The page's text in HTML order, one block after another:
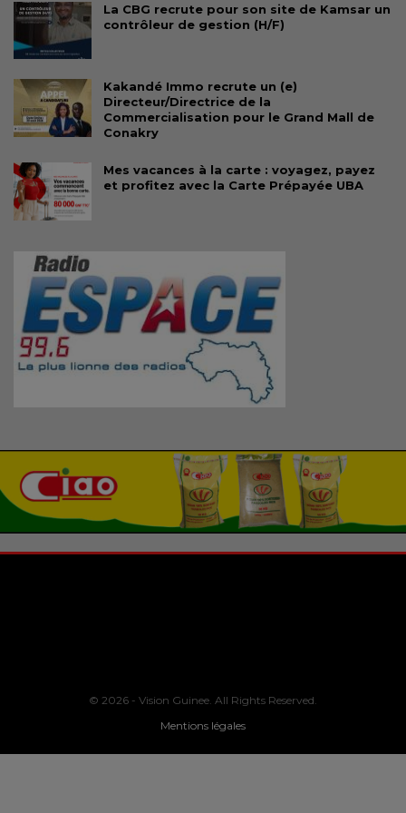
La CBG recrute pour son site de Kamsar un
contrôleur de gestion (H/F)
Kakandé Immo recrute un (e)
Directeur/Directrice de la
Commercialisation pour le Grand Mall de
Conakry
Mes vacances à la carte : voyagez, payez
et profitez avec la Carte Prépayée UBA
© 2026 - Vision Guinee. All Rights Reserved.
Mentions légales